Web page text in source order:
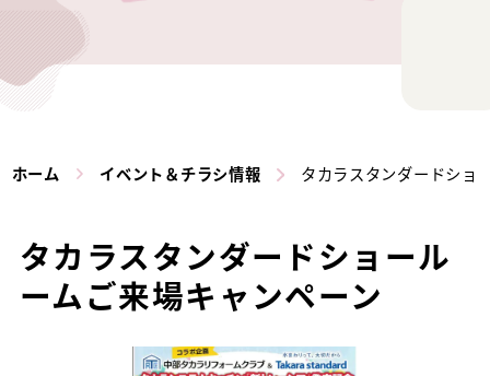
ホーム イベント＆チラシ情報 タカラスタンダードショ
タカラスタンダードショール
ームご来場キャンペーン